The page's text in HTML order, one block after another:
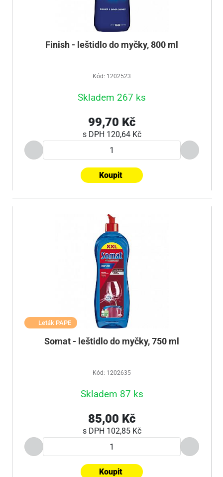
Finish - leštidlo do myčky, 800 ml
Kód: 1202523
Skladem 267 ks
99,70 Kč
s DPH 120,64 Kč
Koupit
Leták PAPE
Somat - leštidlo do myčky, 750 ml
Kód: 1202635
Skladem 87 ks
85,00 Kč
s DPH 102,85 Kč
Koupit